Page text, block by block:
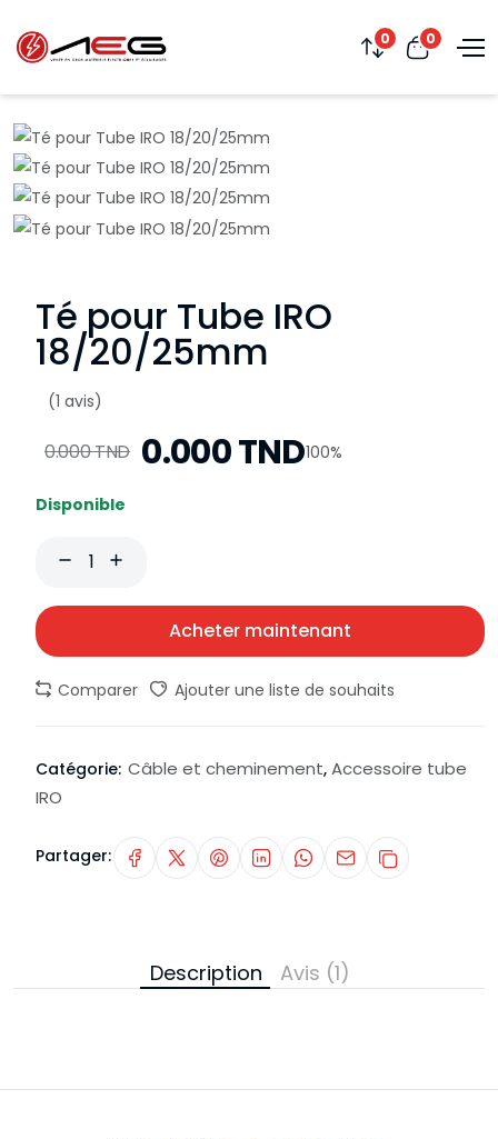
0 0
Té pour Tube IRO
18/20/25mm
(1 avis)
0.000 TND 0.000 TND100%
Disponible
Acheter maintenant
Comparer Ajouter une liste de souhaits
Catégorie: Câble et cheminement, Accessoire tube
IRO
Partager:
Description Avis (1)